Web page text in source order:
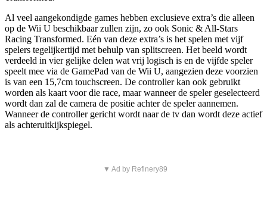
Al veel aangekondigde games hebben exclusieve extra’s die alleen
op de Wii U beschikbaar zullen zijn, zo ook Sonic & All-Stars
Racing Transformed. Eén van deze extra’s is het spelen met vijf
spelers tegelijkertijd met behulp van splitscreen. Het beeld wordt
verdeeld in vier gelijke delen wat vrij logisch is en de vijfde speler
speelt mee via de GamePad van de Wii U, aangezien deze voorzien
is van een 15,7cm touchscreen. De controller kan ook gebruikt
worden als kaart voor die race, maar wanneer de speler geselecteerd
wordt dan zal de camera de positie achter de speler aannemen.
Wanneer de controller gericht wordt naar de tv dan wordt deze actief
als achteruitkijkspiegel.
▼ Ad by Refinery89